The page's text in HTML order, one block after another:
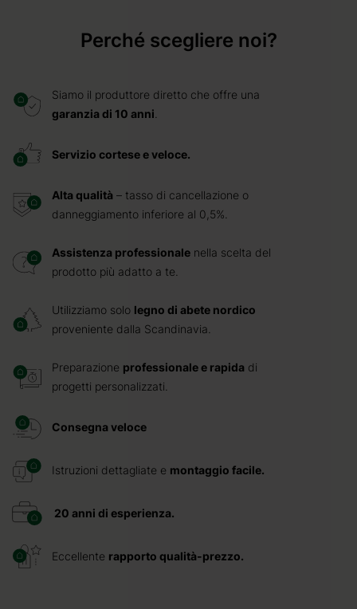
Perché scegliere noi?
Siamo il produttore diretto che offre una
garanzia di 10 anni
Servizio cortese e veloce.
Alta qualità – tasso di cancellazione o
danneggiamento inferiore al 0,5%.
Assistenza professionale nella scelta del
prodotto più adatto a te.
Utilizziamo solo legno di abete nordico
proveniente dalla Scandinavia.
Preparazione professionale e rapida di
progetti personalizzati.
Consegna veloce
Istruzioni dettagliate e montaggio facile.
20 anni di esperienza.
Eccellente rapporto qualità-prezzo.